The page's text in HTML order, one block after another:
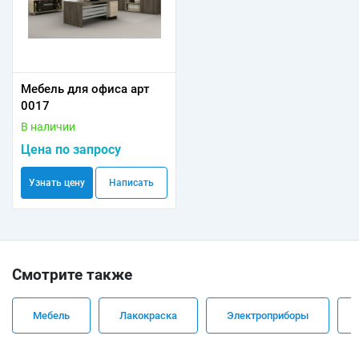
Мебель для офиса арт
0017
В наличии
Цена по запросу
Узнать цену Написать
Смотрите также
Мебель Лакокраска Электроприборы